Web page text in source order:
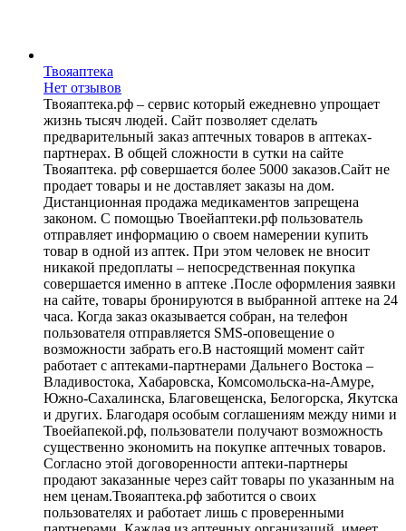
Твояаптека
Нет отзывов
Твояаптека.рф – сервис который ежедневно упрощает
жизнь тысяч людей. Сайт позволяет сделать
предварительный заказ аптечных товаров в аптеках-
партнерах. В общей сложности в сутки на сайте
Твояаптека. рф совершается более 5000 заказов.Сайт не
продает товары и не доставляет заказы на дом.
Дистанционная продажа медикаментов запрещена
законом. С помощью Твоейаптеки.рф пользователь
отправляет информацию о своем намерении купить
товар в одной из аптек. При этом человек не вносит
никакой предоплаты – непосредственная покупка
совершается именно в аптеке .После оформления заявки
на сайте, товары бронируются в выбранной аптеке на 24
часа. Когда заказ оказывается собран, на телефон
пользователя отправляется SMS-оповещение о
возможности забрать его.В настоящий момент сайт
работает с аптеками-партнерами Дальнего Востока –
Владивостока, Хабаровска, Комсомольска-на-Амуре,
Южно-Сахалинска, Благовещенска, Белогорска, Якутска
и других. Благодаря особым соглашениям между ними и
Твоейапекой.рф, пользователи получают возможность
существенно экономить на покупке аптечных товаров.
Согласно этой договоренности аптеки-партнеры
продают заказанные через сайт товары по указанным на
нем ценам.Твояаптека.рф заботится о своих
пользователях и работает лишь с проверенными